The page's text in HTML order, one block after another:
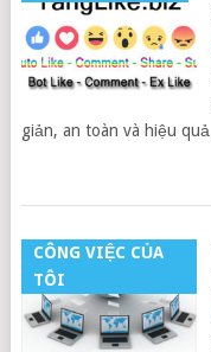
giản, an toàn và hiệu
CÔNG VIỆC CỦA
TÔI